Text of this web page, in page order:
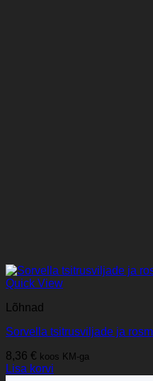
Quick View
Lõhnad
Sorvella tsitrusviljade ja
8,36 € koos KM-ga
Lisa korvi